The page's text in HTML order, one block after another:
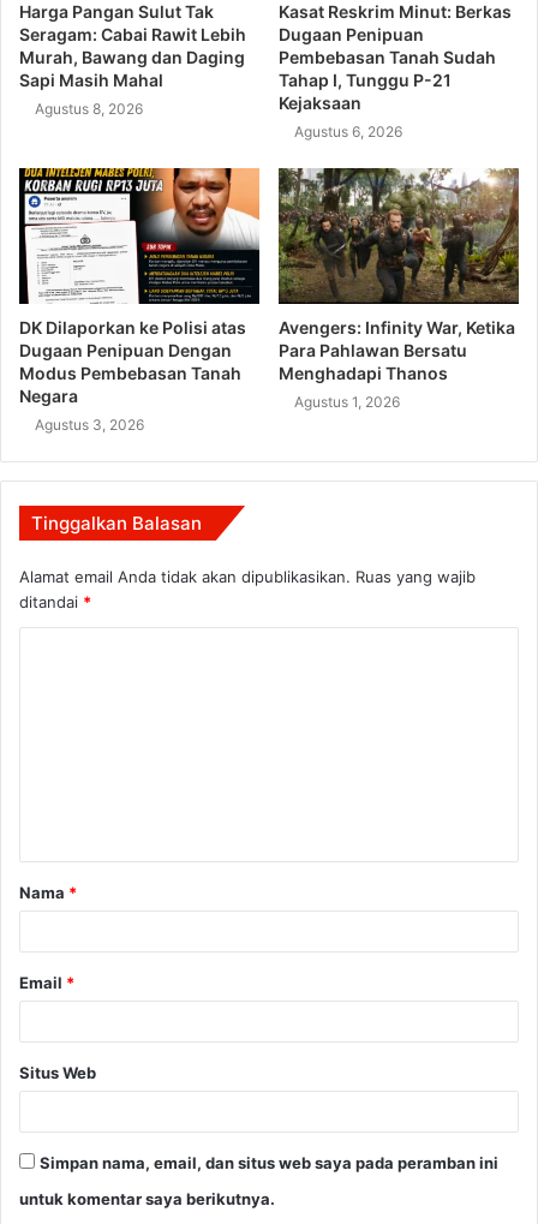
Harga Pangan Sulut Tak
Seragam: Cabai Rawit Lebih
Murah, Bawang dan Daging
Sapi Masih Mahal
Agustus 8, 2026
Kasat Reskrim Minut: Berkas
Dugaan Penipuan
Pembebasan Tanah Sudah
Tahap I, Tunggu P-21
Kejaksaan
Agustus 6, 2026
DK Dilaporkan ke Polisi atas
Dugaan Penipuan Dengan
Modus Pembebasan Tanah
Negara
Agustus 3, 2026
Avengers: Infinity War, Ketika
Para Pahlawan Bersatu
Menghadapi Thanos
Agustus 1, 2026
Tinggalkan Balasan
Alamat email Anda tidak akan dipublikasikan. Ruas yang wajib
ditandai *
a
r
Nama *
Email *
Situs Web
Simpan nama, email, dan situs web saya pada peramban ini
untuk komentar saya berikutnya.